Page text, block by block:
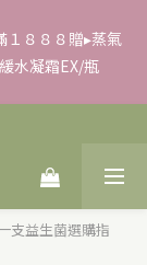
８８８贈▸蒸氣
水凝霜EX/瓶
水凝霜EX/瓶
PROJ日常
４９up加購海
料，或是操作
騙電話查證！
支益生菌選購指